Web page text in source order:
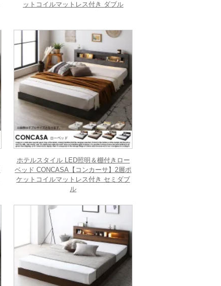
ットコイルマットレス付き ダブル
ホテルスタイル LED照明＆棚付きロー
ベッド CONCASA【コンカーサ】2層ポ
ケットコイルマットレス付き セミダブ
ル